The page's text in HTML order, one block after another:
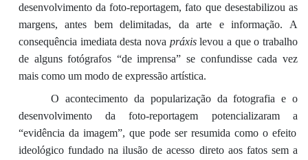
desenvolvimento dafoto-reportagem, fato que desestabilizou as
margens, antes bem delimitadas, da arte e informação.
A
consequência imediata desta nova práxislevou a queo trabalho
de alguns fotógrafos “deimprensa” se confundissecada vez
mais como um modo de expressão artística.
O acontecimento da popularização da fotografia e o
desenvolvimento dafoto-reportagem potencializaram a
“evidência da imagem”, que pode ser resumida comoo efeito
ideológico fundado na ilusão deacesso direto aos fatossem a